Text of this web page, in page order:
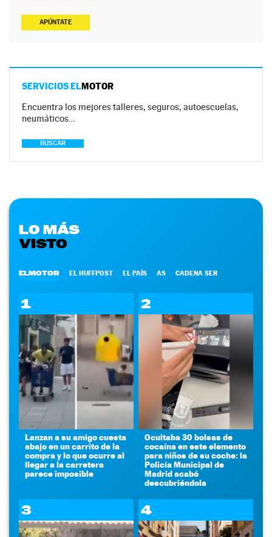
APÚNTATE
SERVICIOS ELMOTOR
Encuentra los mejores talleres, seguros, autoescuelas,
neumáticos…
BUSCAR
LO MÁS
VISTO
ELMOTOR EL HUFFPOST EL PAÍS AS CADENA SER
1
Lanzan a su amigo cuesta
abajo en un carrito de la
compra y lo que ocurre al
llegar a la carretera
parece imposible
2
Ocultaba 30 bolsas de
cocaína en este elemento
para niños de su coche: la
Policía Municipal de
Madrid acabó
descubriéndola
3 4